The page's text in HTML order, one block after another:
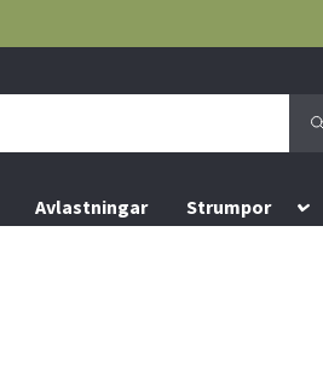
Avlastningar Strumpor